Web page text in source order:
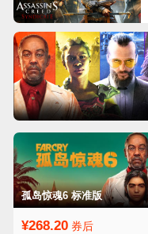
孤岛惊魂6 标准版
¥268.20券后